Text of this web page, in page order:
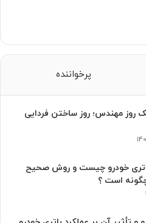
پرخواننده
روز مهندس؛ روز ساختن فردایی
خودرو چیست و روش صحیح
است ؟